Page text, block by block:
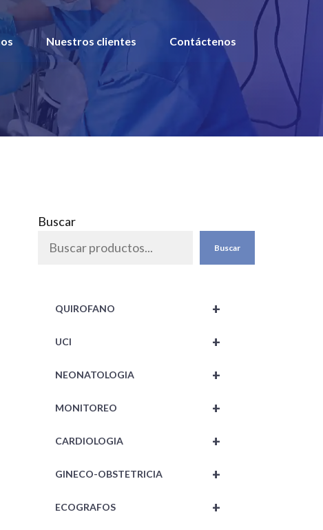
Nuestros clientes Contáctenos
Buscar
Buscar
+
QUIROFANO
+
UCI
+
NEONATOLOGIA
+
MONITOREO
+
CARDIOLOGIA
+
GINECO-OBSTETRICIA
+
ECOGRAFOS